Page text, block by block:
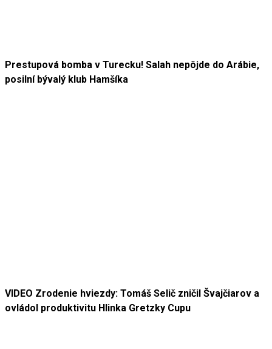
Prestupová bomba v Turecku! Salah nepôjde do Arábie,
posilní bývalý klub Hamšíka
VIDEO Zrodenie hviezdy: Tomáš Selič zničil Švajčiarov a
ovládol produktivitu Hlinka Gretzky Cupu